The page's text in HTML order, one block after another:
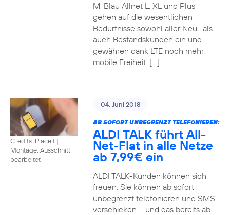
M, Blau Allnet L, XL und Plus
gehen auf die wesentlichen
Bedürfnisse sowohl aller Neu- als
auch Bestandskunden ein und
gewähren dank LTE noch mehr
mobile Freiheit. […]
Credits: Placeit |
Montage, Ausschnitt
bearbeitet
04. Juni 2018
AB SOFORT UNBEGRENZT TELEFONIEREN:
ALDI TALK führt All-
Net-Flat in alle Netze
ab 7,99€ ein
ALDI TALK-Kunden können sich
freuen: Sie können ab sofort
unbegrenzt telefonieren und SMS
verschicken – und das bereits ab